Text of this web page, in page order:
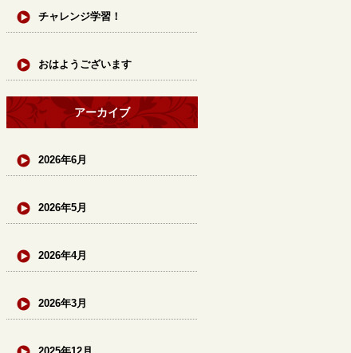
チャレンジ学習！
おはようございます
アーカイブ
2026年6月
2026年5月
2026年4月
2026年3月